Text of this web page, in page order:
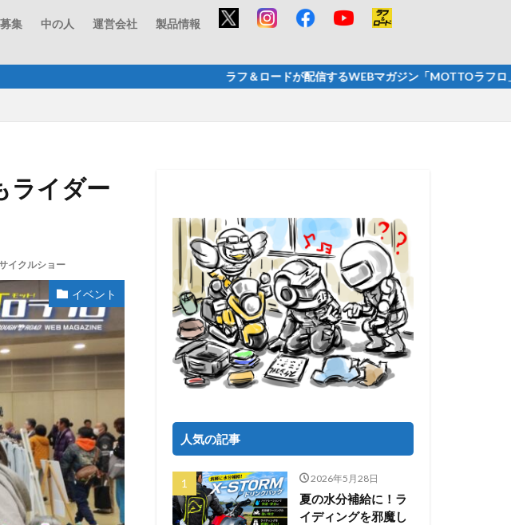
集 中の人 運営会社
製品情報
ラフ＆ロードが配信するWEBマガジン「MOTTOラフロ」 商品レビュー
ライダー
イクルショー
イベント
人気の記事
2026年5月28日
夏の水分補給に！ラ
イディングを邪魔し